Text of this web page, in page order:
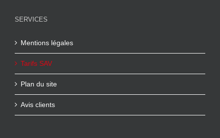
SERVICES
Mentions légales
Tarifs SAV
Plan du site
Avis clients